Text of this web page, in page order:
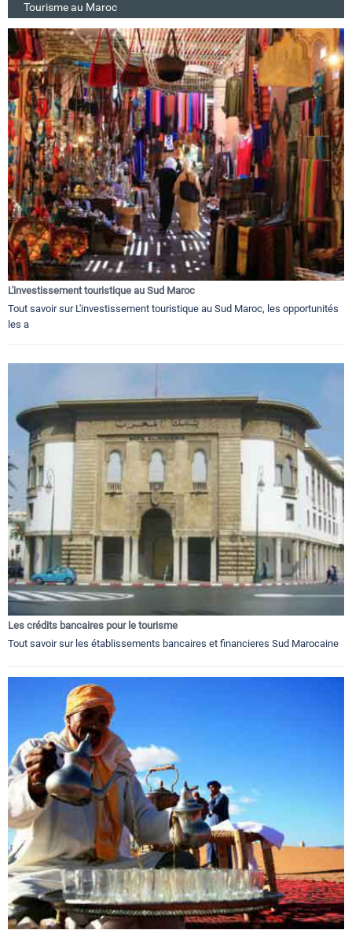
Tourisme au Maroc
L'investissement touristique au Sud Maroc
Tout savoir sur L'investissement touristique au Sud Maroc, les opportunités
les a
Les crédits bancaires pour le tourisme
Tout savoir sur les établissements bancaires et financieres Sud Marocaine